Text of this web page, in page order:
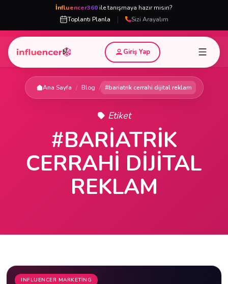
İnfluencer360 ile tanışmaya hazır mısın?
Toplantı Planla
| Sizi Arayalım
Giriş Yap
Ana Sayfa / Blog / #bariatrik cerrahi dijital reklam
Etiket
#BARIATRIK
CERRAHI DIJITAL
REKLAM
INFLUENCER MARKETING